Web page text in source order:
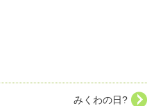
みくわの日?